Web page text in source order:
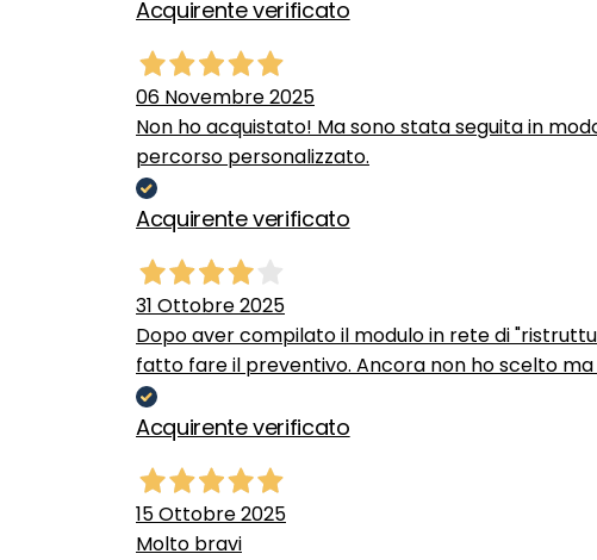
Acquirente verificato
06 Novembre 2025
Non ho acquistato! Ma sono stata seguita in
percorso personalizzato.
Acquirente verificato
31 Ottobre 2025
Dopo aver compilato il modulo in rete di
fatto fare il preventivo. Ancora non ho scelto
Acquirente verificato
15 Ottobre 2025
Molto bravi